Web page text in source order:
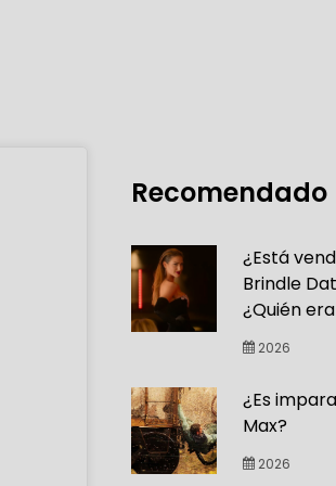
Recomendado
¿Está
Brindle
¿Quién
2026
¿Es
Max?
2026